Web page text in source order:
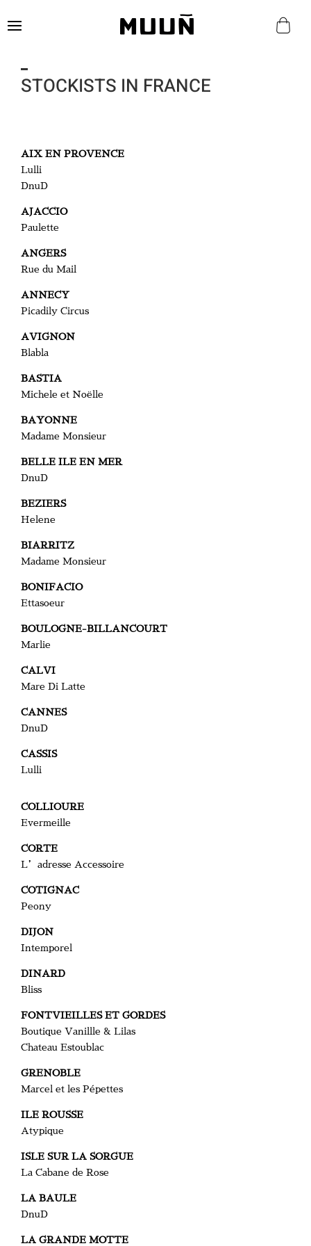
STOCKISTS IN FRANCE
AIX EN PROVENCE
Lulli
DnuD
AJACCIO
Paulette
ANGERS
Rue du Mail
ANNECY
Picadily Circus
AVIGNON
Blabla
BASTIA
Michele et Noëlle
BAYONNE
Madame Monsieur
BELLE ILE EN MER
DnuD
BEZIERS
Helene
BIARRITZ
Madame Monsieur
BONIFACIO
Ettasoeur
BOULOGNE-BILLANCOURT
Marlie
CALVI
Mare Di Latte
CANNES
DnuD
CASSIS
Lulli
COLLIOURE
Evermeille
CORTE
L’adresse Accessoire
COTIGNAC
Peony
DIJON
Intemporel
DINARD
Bliss
FONTVIEILLES ET GORDES
Boutique Vanillle & Lilas
Chateau Estoublac
GRENOBLE
Marcel et les Pépettes
ILE ROUSSE
Atypique
ISLE SUR LA SORGUE
La Cabane de Rose
LA BAULE
DnuD
LA GRANDE MOTTE